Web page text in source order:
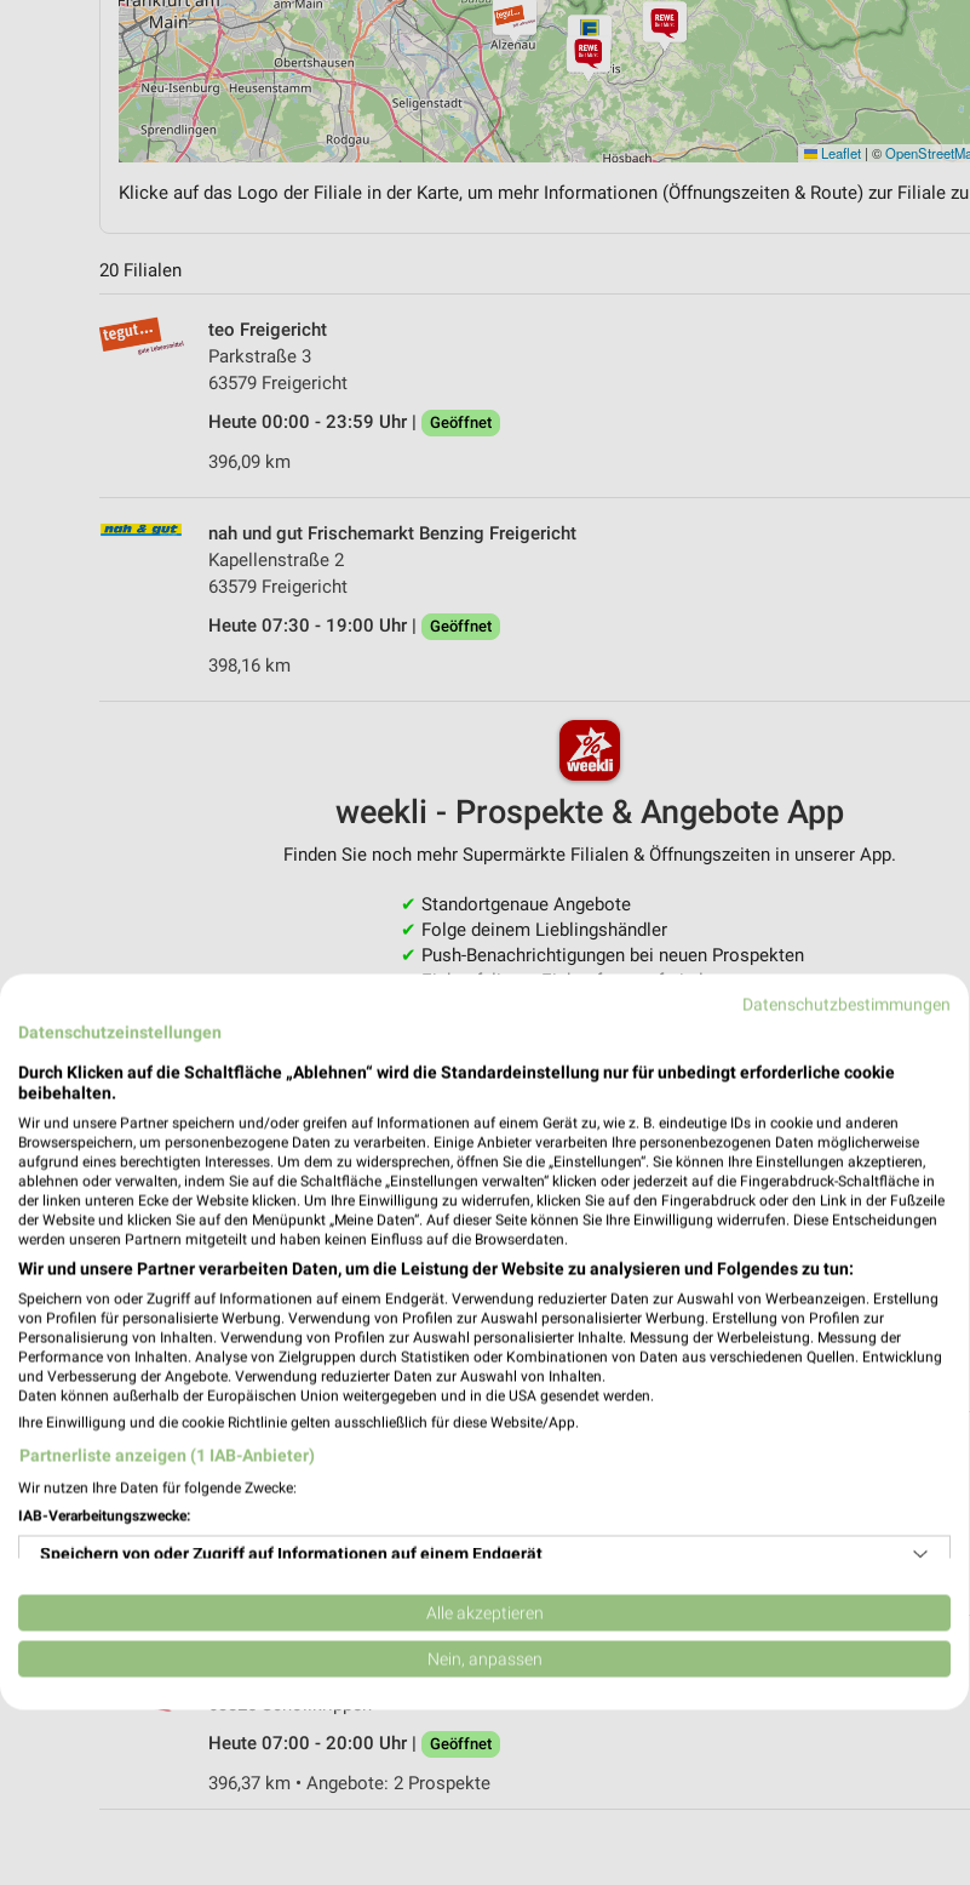
Leaflet | ©
Klicke auf das Logo der Filiale in der Karte, um mehr Informationen (Öffnungszeiten & Route) zur Filiale
20 Filialen
teo Freigericht
Parkstraße 3
63579 Freigericht
Heute 00:00 - 23:59 Uhr |
Geöffnet
396,09 km
nah und gut Frischemarkt Benzing Freigericht
Kapellenstraße 2
63579 Freigericht
Heute 07:30 - 19:00 Uhr |
Geöffnet
398,16 km
weekli - Prospekte & Angebote App
Finden Sie noch mehr Supermärkte Filialen & Öffnungszeiten in unserer App.
✔ Standortgenaue Angebote
✔ Folge deinem Lieblingshändler
✔ Push-Benachrichtigungen bei neuen Prospekten
✔Einkaufsliste - Einkauf stressfrei planen
E aktiv markt Kirchner Schöllkrippen
63825 Schöllkrippen
Heute 08:00 - 20:00 Uhr | Geöffnet
Aschaffenburger Straße 62
63825 Schöllkrippen
Heute 07:00 - 20:00 Uhr |
Geöffnet
396,37 km • Angebote: 2 Prospekte
Datenschutzbestimmungen
Datenschutzeinstellungen
Durch Klicken auf die Schaltfläche „Ablehnen“ wird die Standardeinstellung nur für unbedingt erforderliche cookie
beibehalten.
Wir und unsere Partner speichern und/oder greifen auf Informationen auf einem Gerät zu, wie z. B. eindeutige IDs in cookie und anderen
Browserspeichern, um personenbezogene Daten zu verarbeiten. Einige Anbieter verarbeiten Ihre personenbezogenen Daten möglicherweise
aufgrund eines berechtigten Interesses. Um dem zu widersprechen, öffnen Sie die „Einstellungen“. Sie können Ihre Einstellungen akzeptieren,
ablehnen oder verwalten, indem Sie auf die Schaltfläche „Einstellungen verwalten“ klicken oder jederzeit auf die Fingerabdruck-Schaltfläche in
der linken unteren Ecke der Website klicken. Um Ihre Einwilligung zu widerrufen, klicken Sie auf den Fingerabdruck oder den Link in der Fußzeile
der Website und klicken Sie auf den Menüpunkt „Meine Daten“. Auf dieser Seite können Sie Ihre Einwilligung widerrufen. Diese Entscheidungen
werden unseren Partnern mitgeteilt und haben keinen Einfluss auf die Browserdaten.
Wir und unsere Partner verarbeiten Daten, um die Leistung der Website zu analysieren und Folgendes zu tun:
Speichern von oder Zugriff auf Informationen auf einem Endgerät. Verwendung reduzierter Daten zur Auswahl von Werbeanzeigen. Erstellung
von Profilen für personalisierte Werbung. Verwendung von Profilen zur Auswahl personalisierter Werbung. Erstellung von Profilen zur
Personalisierung von Inhalten. Verwendung von Profilen zur Auswahl personalisierter Inhalte. Messung der Werbeleistung. Messung der
Performance von Inhalten. Analyse von Zielgruppen durch Statistiken oder Kombinationen von Daten aus verschiedenen Quellen. Entwicklung
und Verbesserung der Angebote. Verwendung reduzierter Daten zur Auswahl von Inhalten.
Daten können außerhalb der Europäischen Union weitergegeben und in die USA gesendet werden.
Ihre Einwilligung und die cookie Richtlinie gelten ausschließlich für diese Website/App.
Partnerliste anzeigen (1 IAB-Anbieter)
Wir nutzen Ihre Daten für folgende Zwecke:
IAB-Verarbeitungszwecke:
Speichern von oder Zugriff auf Informationen auf einem Endgerät
Verwendung reduzierter Daten zur Auswahl von Werbeanzeigen
Erstellung von Profilen für personalisierte Werbung
Erstellung von Profilen zur Personalisierung von Inhalten
Alle akzeptieren
Nein, anpassen